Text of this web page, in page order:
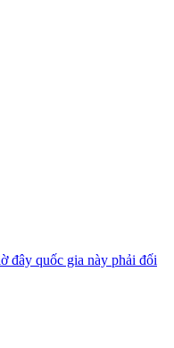
đây quốc gia này phải đối